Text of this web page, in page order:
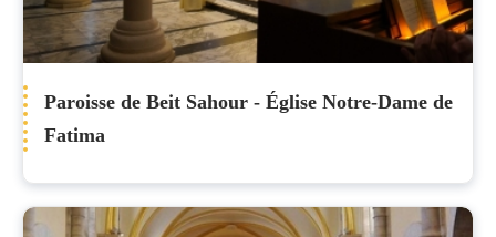
Paroisse de Beit Sahour - Église Notre-Dame de
Fatima